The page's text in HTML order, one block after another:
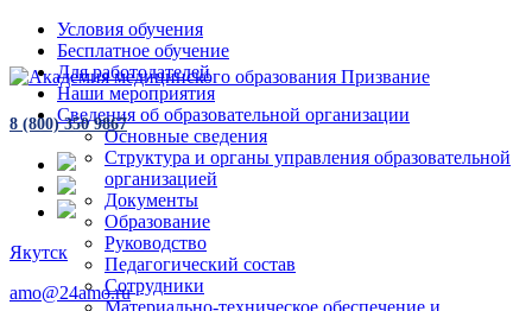
Условия обучения
Бесплатное обучение
Для работодателей
Наши мероприятия
Сведения об образовательной организации
Основные сведения
Структура и органы управления образовательной
организацией
Документы
Образование
Руководство
Педагогический состав
Сотрудники
Материально-техническое обеспечение и
8 (800) 350 9867
Якутск
amo@24amo.ru